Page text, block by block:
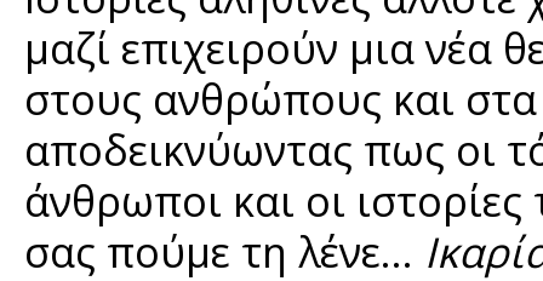
μαζί επιχειρούν μια νέα
στους ανθρώπους και
αποδεικνύωντας πως οι
άνθρωποι και οι
σας πούμε τη λένε...